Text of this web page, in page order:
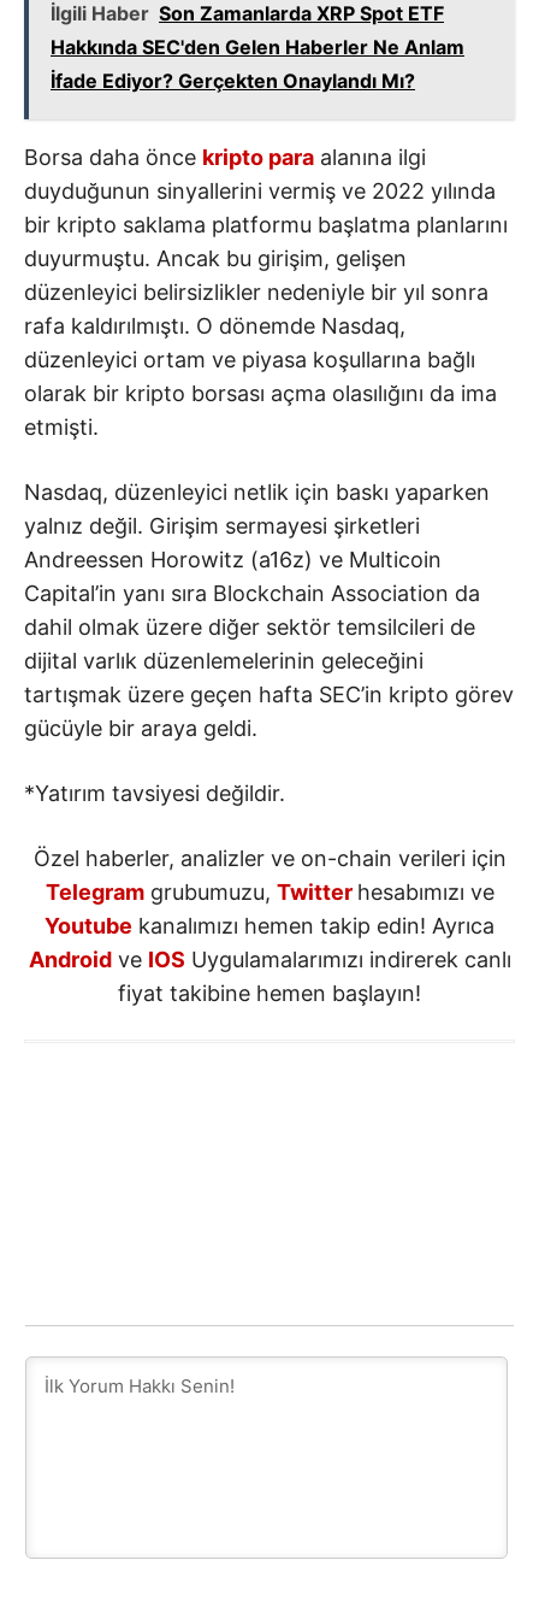
İlgili Haber Son Zamanlarda XRP Spot ETF
Hakkında SEC'den Gelen Haberler Ne Anlam
İfade Ediyor? Gerçekten Onaylandı Mı?
Borsa daha önce kripto para alanına ilgi
duyduğunun sinyallerini vermiş ve 2022 yılında
bir kripto saklama platformu başlatma planlarını
duyurmuştu. Ancak bu girişim, gelişen
düzenleyici belirsizlikler nedeniyle bir yıl sonra
rafa kaldırılmıştı. O dönemde Nasdaq,
düzenleyici ortam ve piyasa koşullarına bağlı
olarak bir kripto borsası açma olasılığını da ima
etmişti.
Nasdaq, düzenleyici netlik için baskı yaparken
yalnız değil. Girişim sermayesi şirketleri
Andreessen Horowitz (a16z) ve Multicoin
Capital’in yanı sıra Blockchain Association da
dahil olmak üzere diğer sektör temsilcileri de
dijital varlık düzenlemelerinin geleceğini
tartışmak üzere geçen hafta SEC’in kripto görev
gücüyle bir araya geldi.
*Yatırım tavsiyesi değildir.
Özel haberler, analizler ve on-chain verileri için
Telegramgrubumuzu, Twitter hesabımızı ve
Youtube kanalımızı hemen takip edin! Ayrıca
Androidve IOS Uygulamalarımızı indirerek canlı
fiyat takibine hemen başlayın!